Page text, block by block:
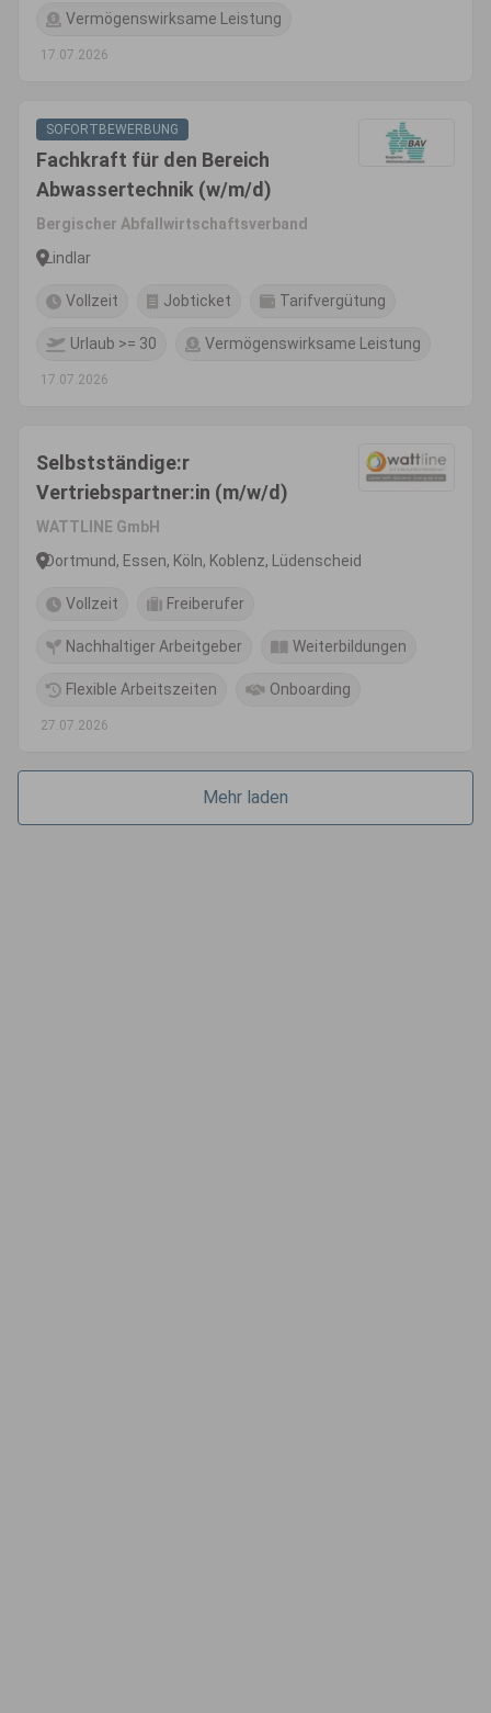
Vermögenswirksame Leistung
17.07.2026
SOFORTBEWERBUNG
Fachkraft für den Bereich
Abwassertechnik (w/m/d)
Bergischer Abfallwirtschaftsverband
Lindlar
Vollzeit Jobticket Tarifvergütung
Urlaub >= 30 Vermögenswirksame Leistung
17.07.2026
Selbstständige:r
Vertriebspartner:in (m/w/d)
WATTLINE GmbH
Dortmund, Essen, Köln, Koblenz, Lüdenscheid
Vollzeit Freiberufer
Nachhaltiger Arbeitgeber Weiterbildungen
Flexible Arbeitszeiten Onboarding
27.07.2026
Mehr laden